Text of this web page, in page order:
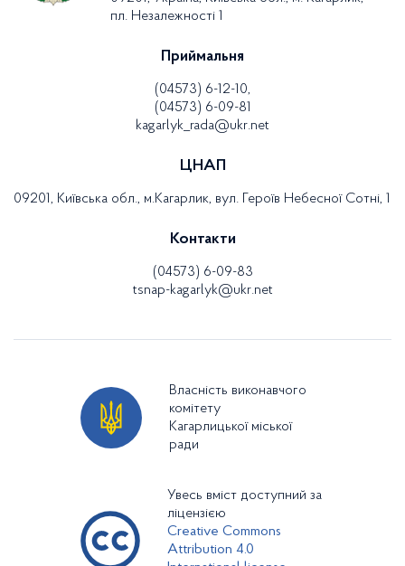
пл. Незалежності 1
Приймальня
(04573) 6-12-10,
(04573) 6-09-81
kagarlyk_rada@ukr.net
ЦНАП
09201, Київська обл., м.Кагарлик, вул. Героїв Небесної Сотні, 1
Контакти
(04573) 6-09-83
tsnap-kagarlyk@ukr.net
Власність виконавчого
комітету
Кагарлицької міської
ради
Увесь вміст доступний за
ліцензією
Creative Commons
Attribution 4.0